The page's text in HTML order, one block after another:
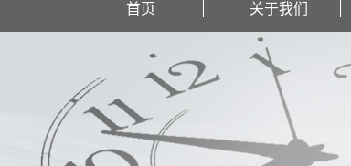
首页 关于我们